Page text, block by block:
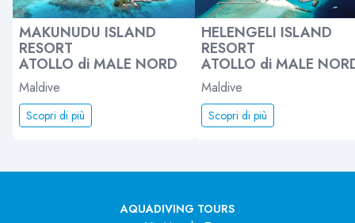
MAKUNUDU ISLAND
RESORT
ATOLLO di MALE NORD
Maldive
Scopri di più
HELENGELI ISLAND
RESORT
ATOLLO di MALE
Maldive
Scopri di più
AQUADIVING TOURS